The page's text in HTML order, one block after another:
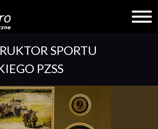
SPORTU
PZSS